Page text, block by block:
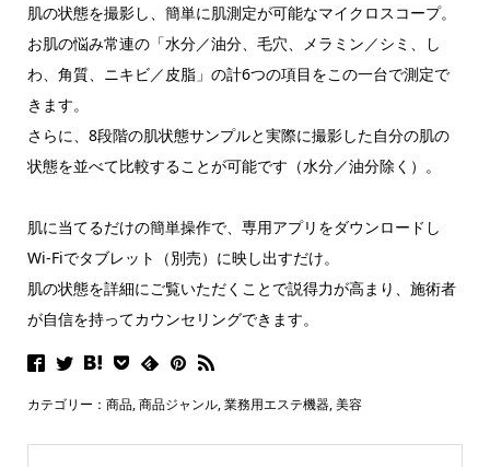
肌の状態を撮影し、簡単に肌測定が可能なマイクロスコープ。
お肌の悩み常連の「水分／油分、毛穴、メラミン／シミ、し
わ、角質、ニキビ／皮脂」の計6つの項目をこの一台で測定で
きます。
さらに、8段階の肌状態サンプルと実際に撮影した自分の肌の
状態を並べて比較することが可能です（水分／油分除く）。
肌に当てるだけの簡単操作で、専用アプリをダウンロードし
Wi-Fiでタブレット（別売）に映し出すだけ。
肌の状態を詳細にご覧いただくことで説得力が高まり、施術者
が自信を持ってカウンセリングできます。
カテゴリー： 商品,商品ジャンル,業務用エステ機器,美容